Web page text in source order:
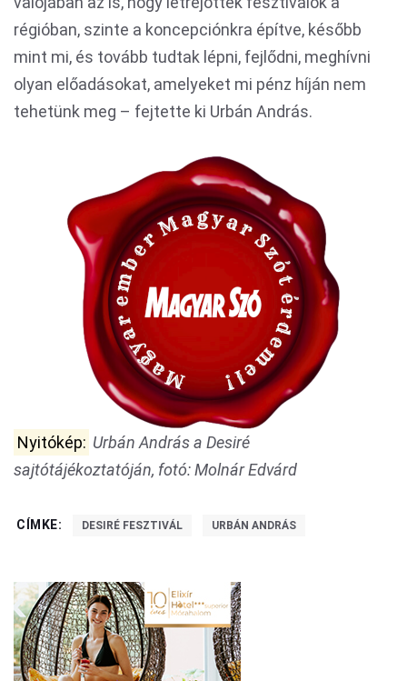
régióban, szinte a koncepciónkra építve, később
mint mi, és tovább tudtak lépni, fejlődni, meghívni
olyan előadásokat, amelyeket mi pénz híján nem
tehetünk meg – fejtette ki Urbán András.
Nyitókép: Urbán András a Desiré
sajtótájékoztatóján, fotó: Molnár Edvárd
CÍMKE: DESIRÉ FESZTIVÁL URBÁN ANDRÁS